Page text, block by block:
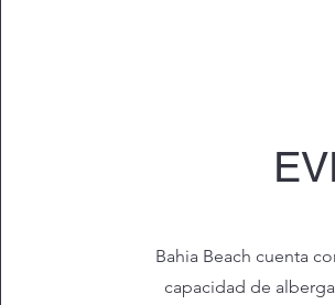
Bahia Beach cuenta
capacidad de